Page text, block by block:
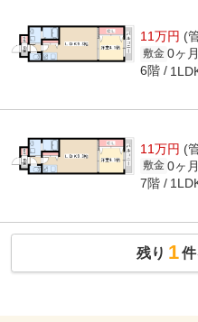
11万円 (
敷金 0ヶ月
6階
11万円 (
敷金 0ヶ月
7階
残り 1